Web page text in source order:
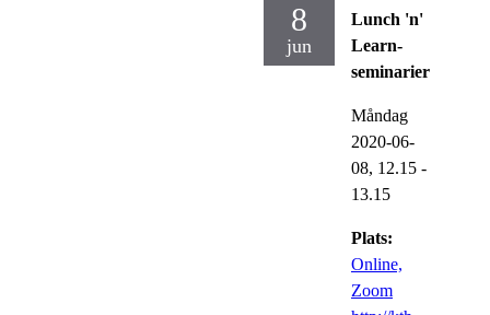
8
jun
Lunch 'n'
Learn-
seminarier
Måndag
2020-06-
08, 12.15 -
13.15
Plats:
Online,
Zoom